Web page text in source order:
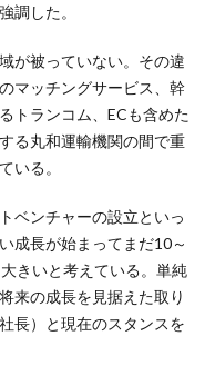
調した。
が被っていない。その違
マッチングサービス、幹
トランコム、ECも含めた
る丸和運輸機関の間で重
いる。
ベンチャーの設立といっ
成長が始まってまだ10～
きいと考えている。単純
来の成長を見据えた取り
長）と現在のスタンスを